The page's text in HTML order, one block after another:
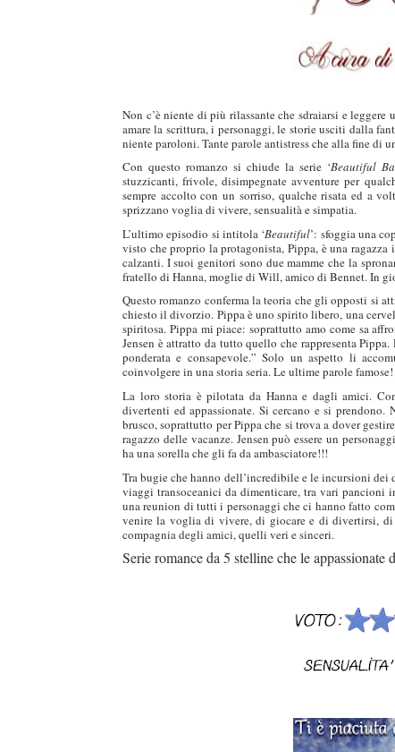
Non c’è niente di più rilassante che sdraiarsi e
amare la scrittura, i personaggi, le storie usciti dalla
niente paroloni. Tante parole antistress che alla fine di
Con questo romanzo si chiude la serie ‘Beautiful
stuzzicanti, frivole, disimpegnate avventure per
sempre accolto con un sorriso, qualche risata ed a
sprizzano voglia di vivere, sensualità e simpatia.
L’ultimo episodio si intitola ‘Beautiful’: sfoggia una
visto che proprio la protagonista, Pippa, è una
calzanti. I suoi genitori sono due mamme che la
fratello di Hanna, moglie di Will, amico di Bennet. In
Questo romanzo conferma la teoria che gli opposti si
chiesto il divorzio. Pippa è uno spirito libero, una
spiritosa. Pippa mi piace: soprattutto amo come sa
Jensen è attratto da tutto quello che rappresenta
ponderata e consapevole.” Solo un aspetto li
coinvolgere in una storia seria. Le ultime parole famose!
La loro storia è pilotata da Hanna e dagli amici.
divertenti ed appassionate. Si cercano e si
brusco, soprattutto per Pippa che si trova a dover
ragazzo delle vacanze. Jensen può essere un
ha una sorella che gli fa da ambasciatore!!!
Tra bugie che hanno dell’incredibile e le incursioni
viaggi transoceanici da dimenticare, tra vari pancioni
una reunion di tutti i personaggi che ci hanno fatto
venire la voglia di vivere, di giocare e di divertirsi, di
compagnia degli amici, quelli veri e sinceri.
Serie romance da 5 stelline che le appassionate